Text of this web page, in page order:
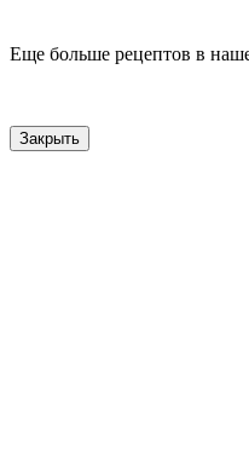
Еще больше рецептов в
Закрыть